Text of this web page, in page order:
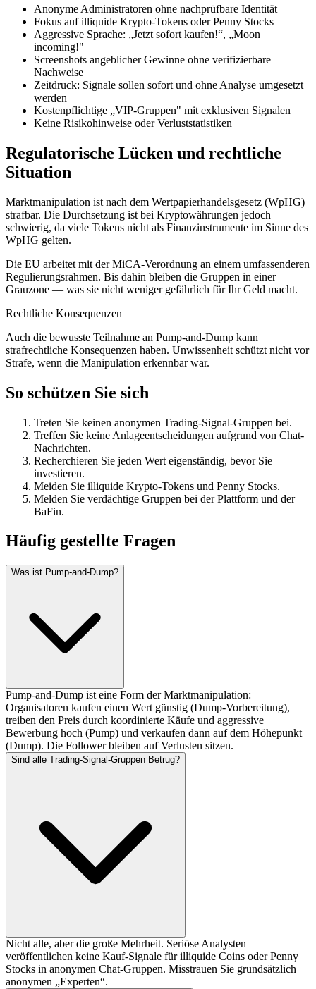
Anonyme Administratoren ohne nachprüfbare Identität
Fokus auf illiquide Krypto-Tokens oder Penny Stocks
Aggressive Sprache: „Jetzt sofort kaufen!“, „Moon
incoming!"
Screenshots angeblicher Gewinne ohne verifizierbare
Nachweise
Zeitdruck: Signale sollen sofort und ohne Analyse umgesetzt
werden
Kostenpflichtige „VIP-Gruppen" mit exklusiven Signalen
Keine Risikohinweise oder Verluststatistiken
Regulatorische Lücken und rechtliche
Situation
Marktmanipulation ist nach dem Wertpapierhandelsgesetz (WpHG)
strafbar. Die Durchsetzung ist bei Kryptowährungen jedoch
schwierig, da viele Tokens nicht als Finanzinstrumente im Sinne des
WpHG gelten.
Die EU arbeitet mit der MiCA-Verordnung an einem umfassenderen
Regulierungsrahmen. Bis dahin bleiben die Gruppen in einer
Grauzone — was sie nicht weniger gefährlich für Ihr Geld macht.
Rechtliche Konsequenzen
Auch die bewusste Teilnahme an Pump-and-Dump kann
strafrechtliche Konsequenzen haben. Unwissenheit schützt nicht vor
Strafe, wenn die Manipulation erkennbar war.
So schützen Sie sich
Treten Sie keinen anonymen Trading-Signal-Gruppen bei.
Treffen Sie keine Anlageentscheidungen aufgrund von Chat-
Nachrichten.
Recherchieren Sie jeden Wert eigenständig, bevor Sie
investieren.
Meiden Sie illiquide Krypto-Tokens und Penny Stocks.
Melden Sie verdächtige Gruppen bei der Plattform und der
BaFin.
Häufig gestellte Fragen
Was ist Pump-and-Dump?
Pump-and-Dump ist eine Form der Marktmanipulation:
Organisatoren kaufen einen Wert günstig (Dump-Vorbereitung),
treiben den Preis durch koordinierte Käufe und aggressive
Bewerbung hoch (Pump) und verkaufen dann auf dem Höhepunkt
(Dump). Die Follower bleiben auf Verlusten sitzen.
Sind alle Trading-Signal-Gruppen Betrug?
Nicht alle, aber die große Mehrheit. Seriöse Analysten
veröffentlichen keine Kauf-Signale für illiquide Coins oder Penny
Stocks in anonymen Chat-Gruppen. Misstrauen Sie grundsätzlich
anonymen „Experten“.